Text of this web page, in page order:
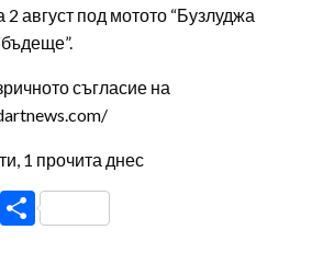
август под мотото “Бузлуджа
съгласие на
1 прочита днес
X Share